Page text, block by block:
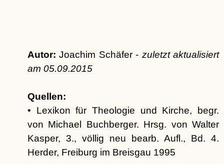
Autor: Joachim Schäfer - zuletzt aktualisiert
am 05.09.2015
Quellen:
• Lexikon für Theologie und Kirche, begr.
von Michael Buchberger. Hrsg. von Walter
Kasper, 3., völlig neu bearb. Aufl., Bd. 4.
Herder, Freiburg im Breisgau 1995